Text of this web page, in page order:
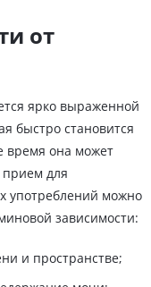
от
ярко выраженной
быстро становится
время она может
прием для
употреблений можно
зависимости:
и пространстве;